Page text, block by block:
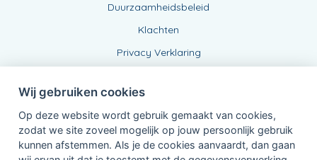
Duurzaamheidsbeleid
Klachten
Privacy Verklaring
Wij gebruiken cookies
Op deze website wordt gebruik gemaakt van cookies,
zodat we site zoveel mogelijk op jouw persoonlijk gebruik
kunnen afstemmen. Als je de cookies aanvaardt, dan gaan